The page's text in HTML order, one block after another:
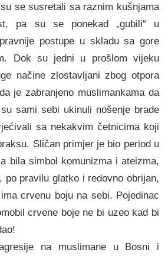
se susretali sa raznim kušnjama
pa su se ponekad „gubili“ u
postupe u skladu sa gore
Dok su jedni u prošlom vijeku
načine zlostavljani zbog otpora
je zabranjeno muslimankama da
sami sebi ukinuli nošenje brade
sa nekakvim četnicima koji
Sličan primjer je bio period u
bila simbol komunizma i ateizma,
po pravilu glatko i redovno obrijan,
crvenu boju na sebi. Pojedinac
crvene boje ne bi uzeo kad bi
na muslimane u Bosni i